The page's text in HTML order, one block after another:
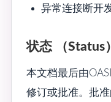
异常连接断开
状态 （Status）
本文档最后由
修订或批准。批